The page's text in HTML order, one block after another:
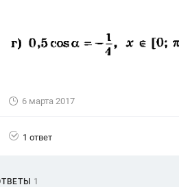
6 марта 2017
1 ответ
1